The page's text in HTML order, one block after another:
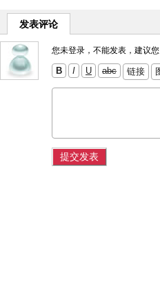
发表评论
您未登录，不能发表，建议您